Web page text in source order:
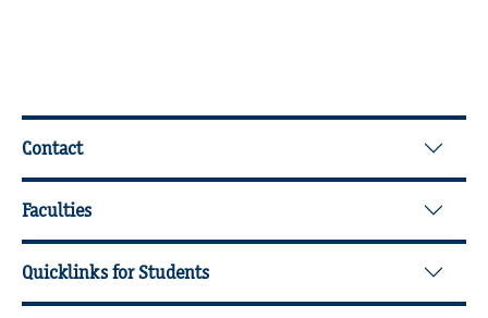
Further Information
Contact
Faculties
Quicklinks for Students